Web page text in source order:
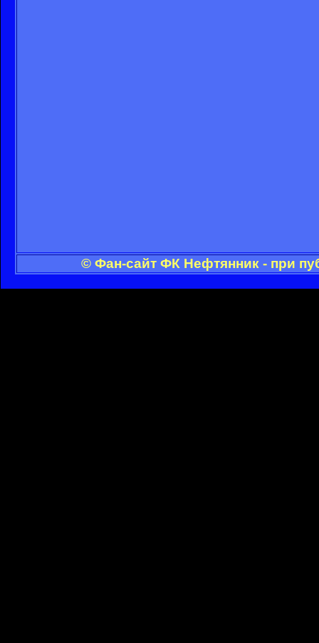
© Фан-сайт ФК Нефтянник - при